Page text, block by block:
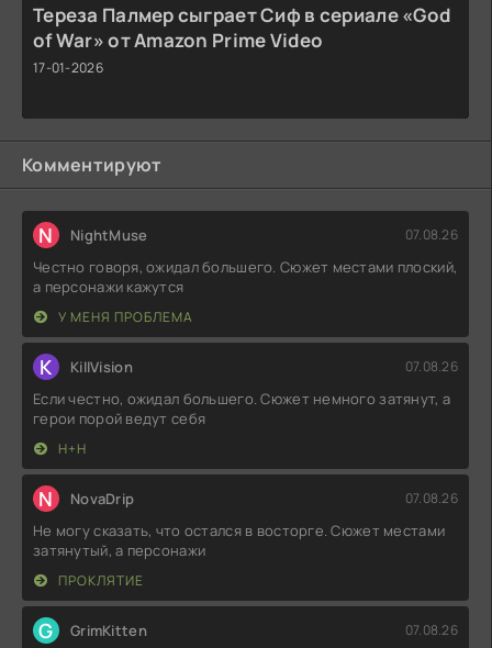
Тереза Палмер сыграет Сиф в сериале «God
of War» от Amazon Prime Video
17-01-2026
Комментируют
N NightMuse 07.08.26
Честно говоря, ожидал большего. Сюжет местами плоский,
а персонажи кажутся
У МЕНЯ ПРОБЛЕМА
K KillVision 07.08.26
Если честно, ожидал большего. Сюжет немного затянут, а
герои порой ведут себя
Н+Н
N NovaDrip 07.08.26
Не могу сказать, что остался в восторге. Сюжет местами
затянутый, а персонажи
ПРОКЛЯТИЕ
G GrimKitten 07.08.26